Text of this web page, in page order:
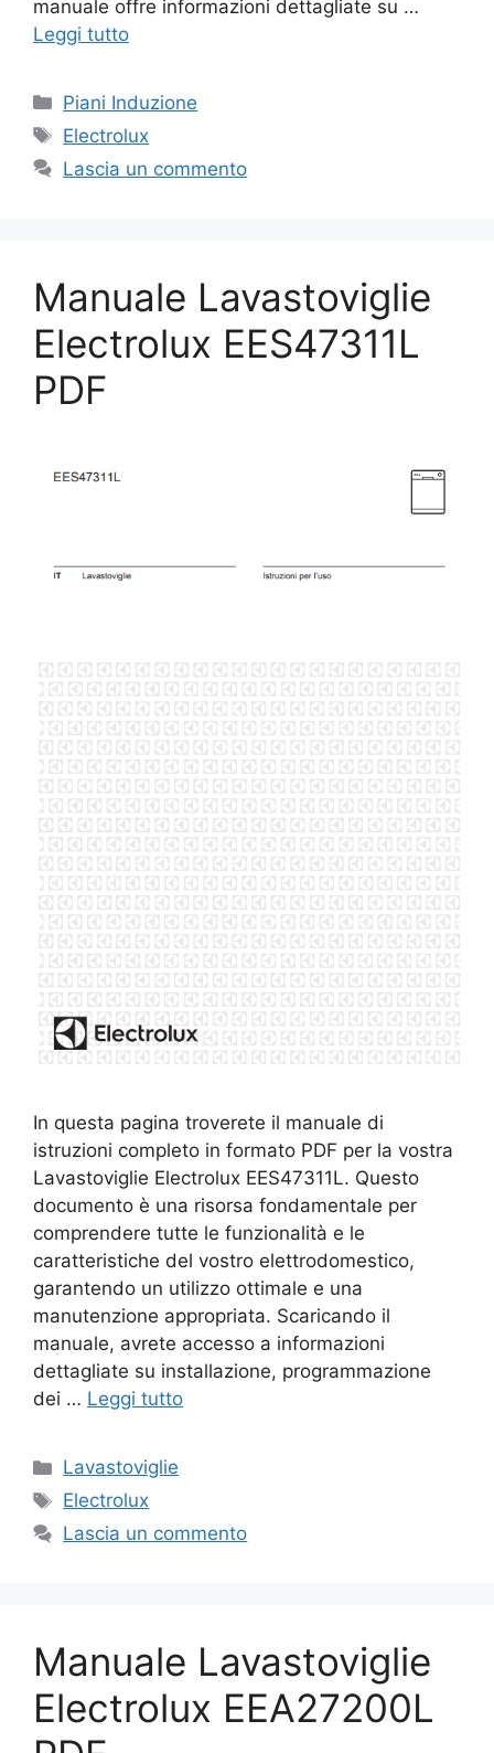
manuale offre informazioni dettagliate su …
Leggi tutto
Categorie
Piani Induzione
Tag
Electrolux
Lascia un commento
Manuale Lavastoviglie
Electrolux EES47311L
PDF
In questa pagina troverete il manuale di
istruzioni completo in formato PDF per la vostra
Lavastoviglie Electrolux EES47311L. Questo
documento è una risorsa fondamentale per
comprendere tutte le funzionalità e le
caratteristiche del vostro elettrodomestico,
garantendo un utilizzo ottimale e una
manutenzione appropriata. Scaricando il
manuale, avrete accesso a informazioni
dettagliate su installazione, programmazione
dei … Leggi tutto
Categorie
Lavastoviglie
Tag
Electrolux
Lascia un commento
Manuale Lavastoviglie
Electrolux EEA27200L